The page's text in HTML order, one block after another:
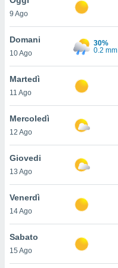
è
al sito
di
ci
di
il
un
la
nella
9 Ago
Domani
10 Ago
30%
0.2 mm
Martedì
11 Ago
Mercoledì
12 Ago
Giovedi
13 Ago
Venerdì
14 Ago
Sabato
15 Ago